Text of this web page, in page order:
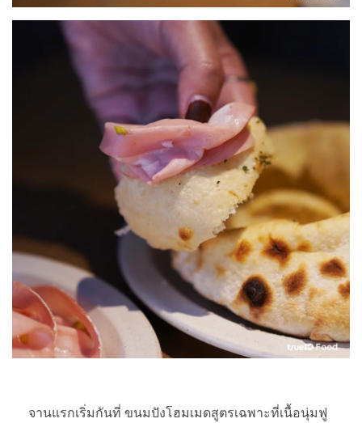
จานแรกเริ่มกันที่ ขนมปังโฮมเมดสูตรเฉพาะที่เนื้อนุ่มฟู